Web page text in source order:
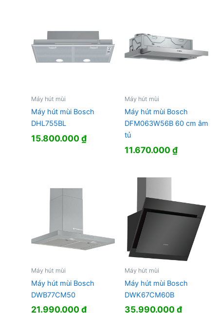
Máy hút mùi
Máy hút mùi Bosch
DHL755BL
15.800.000₫
Máy hút mùi
Máy hút mùi Bosch
DFM063W56B 60 cm âm
tủ
11.670.000₫
Máy hút mùi
Máy hút mùi Bosch
DWB77CM50
21.990.000₫
Máy hút mùi
Máy hút mùi Bosch
DWK67CM60B
35.990.000₫